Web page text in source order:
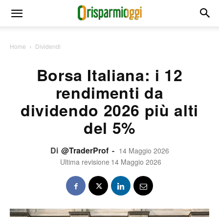
Home Dividendi
Borsa Italiana: i 12
rendimenti da
dividendo 2026 più alti
del 5%
Di @TraderProf - 14 Maggio 2026
Ultima revisione 14 Maggio 2026